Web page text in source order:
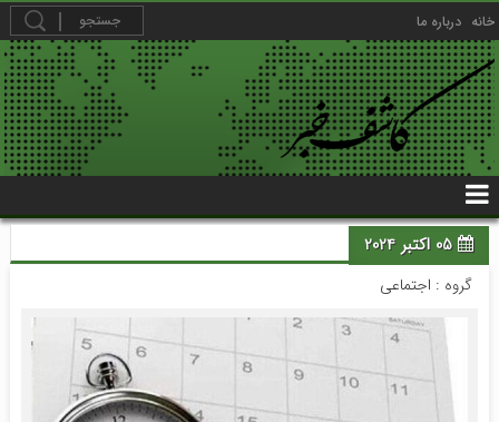
خانه درباره ما
05 اکتبر 2024
گروه : اجتماعی